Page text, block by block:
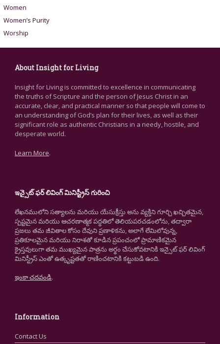
Women
Women’s Purity
Worship
About Insight for Living
Insight for Living is committed to excellence in communicating
the truths of Scripture and the person of Jesus Christ in an
accurate, clear, and practical manner so that people will come to
an understanding of God’s plan for their lives, as well as their
significant role as authentic Christians in a needy, hostile, and
desperate world.
Learn More.
ఇన్సైట్ ఫర్ లివింగ్ మినిస్ట్రీస్ గురించి
లేఖనములోని సత్యాలను మరియు యేసుక్రీస్తు అను వ్యక్తిని గూర్చి ఖచ్చితమైన,
స్పష్టమైన మరియు ఆచరణాత్మక పద్ధతిలో తెలియపరచడంలోను, తద్వారా
ప్రజలు తమ జీవితాల కోసం దేవుని ప్రణాళికను, అలాగే లేమిలోవున్న,
ప్రతికూలమైన మరియు నిరాశతో కూడిన ప్రపంచంలో ప్రామాణికమైన
క్రైస్తవులుగా తమ ముఖ్యమైన పాత్రను అర్థం చేసుకోవటానికి ఇన్సైట్ ఫర్ లివింగ్
మినిస్ట్రీస్ ఎంతో ఉత్కృష్టతతో రాణించటానికి కట్టుబడి ఉంది.
ఇంకా చదవండి.
Information
Contact Us